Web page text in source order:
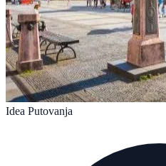
Idea Putovanja